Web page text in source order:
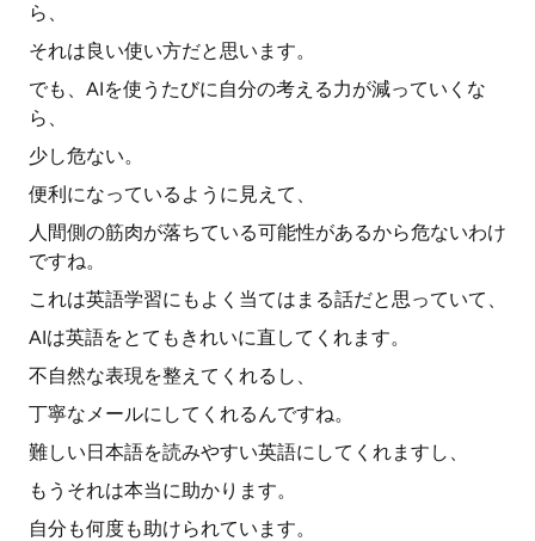
ら、
それは良い使い方だと思います。
でも、AIを使うたびに自分の考える力が減っていくな
ら、
少し危ない。
便利になっているように見えて、
人間側の筋肉が落ちている可能性があるから危ないわけ
ですね。
これは英語学習にもよく当てはまる話だと思っていて、
AIは英語をとてもきれいに直してくれます。
不自然な表現を整えてくれるし、
丁寧なメールにしてくれるんですね。
難しい日本語を読みやすい英語にしてくれますし、
もうそれは本当に助かります。
自分も何度も助けられています。